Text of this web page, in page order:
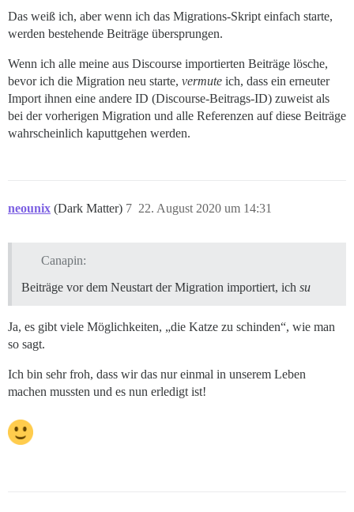
Das weiß ich, aber wenn ich das Migrations-Skript einfach starte,
werden bestehende Beiträge übersprungen.
Wenn ich alle meine aus Discourse importierten Beiträge lösche,
bevor ich die Migration neu starte, vermute ich, dass ein erneuter
Import ihnen eine andere ID (Discourse-Beitrags-ID) zuweist als
bei der vorherigen Migration und alle Referenzen auf diese Beiträge
wahrscheinlich kaputtgehen werden.
neounix (Dark Matter) 22. August 2020 um 14:31
7
Canapin:
Beiträge vor dem Neustart der Migration importiert, ich su
Ja, es gibt viele Möglichkeiten, „die Katze zu schinden“, wie man
so sagt.
Ich bin sehr froh, dass wir das nur einmal in unserem Leben
machen mussten und es nun erledigt ist!